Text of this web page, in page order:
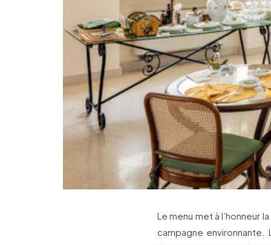
Le menu met à l’honneur
campagne environnante.